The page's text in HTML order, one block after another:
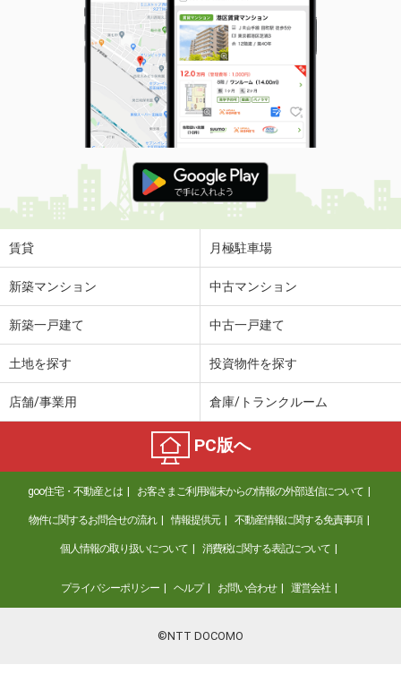
賃貸 月極駐車場
新築マンション 中古マンション
新築一戸建て 中古一戸建て
土地を探す 投資物件を探す
店舗/事業用 倉庫/トランクルーム
PC版へ
goo住宅・不動産とは お客さまご利用端末からの情報の外部送信について
物件に関するお問合せの流れ 情報提供元 不動産情報に関する免責事項
個人情報の取り扱いについて 消費税に関する表記について
プライバシーポリシー ヘルプ お問い合わせ 運営会社
©NTT DOCOMO